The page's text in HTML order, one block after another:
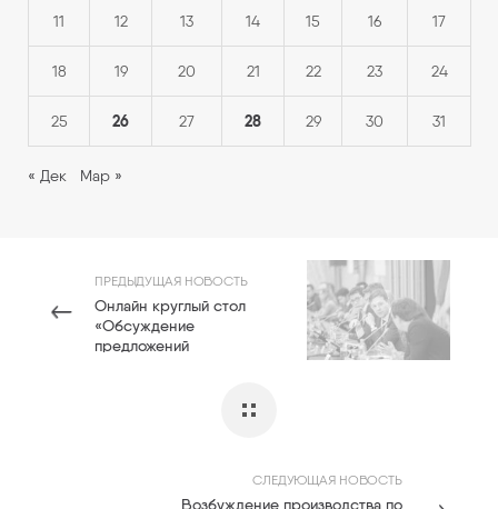
11 12 13 14 15 16 17
18 19 20 21 22 23 24
25 26 27 28 29 30 31
« Дек Мар »
ПРЕДЫДУЩАЯ НОВОСТЬ
Онлайн круглый стол
«Обсуждение
предложений
назначения арбитражных
СЛЕДУЮЩАЯ НОВОСТЬ
Возбуждение производства по